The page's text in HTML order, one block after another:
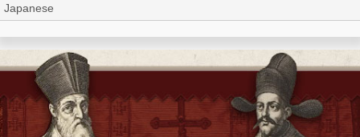
Japanese
Record_type
Periodical